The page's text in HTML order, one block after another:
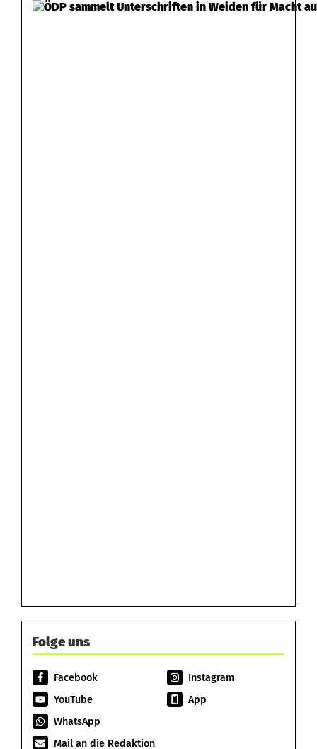
Folge uns
Facebook
Instagram
YouTube
App
WhatsApp
Mail an die Redaktion